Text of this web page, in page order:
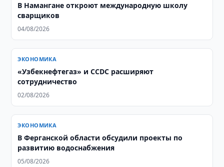
В Намангане откроют международную школу
сварщиков
04/08/2026
ЭКОНОМИКА
«Узбекнефтегаз» и CCDC расширяют
сотрудничество
02/08/2026
ЭКОНОМИКА
В Ферганской области обсудили проекты по
развитию водоснабжения
05/08/2026